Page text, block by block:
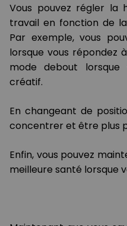
Vous pouvez régler la
travail en fonction de
Par exemple, vous
lorsque vous répondez
mode debout
créatif.
En changeant de
concentrer et être plus
Enfin, vous pouvez
meilleure santé lorsque